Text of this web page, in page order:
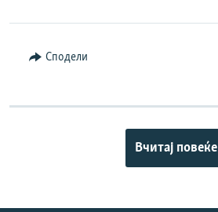
Сподели
Вчитај повеќе